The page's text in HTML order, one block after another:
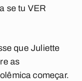
se tu VER
que Juliette
as
começar.